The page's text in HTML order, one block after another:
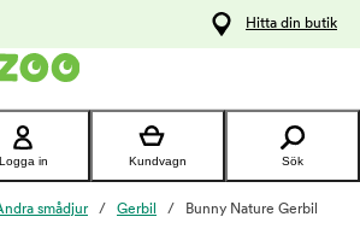
Hitta din butik
Logga in Kundvagn Sök
smådjur Gerbil
Bunny Nature Gerbil